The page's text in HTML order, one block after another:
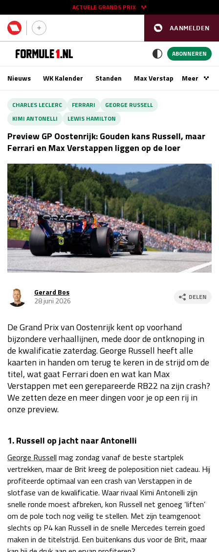
AANMELDEN
ACTUELE GRANDS PRIX
11 - 13 sep
Race
zo 15:00 - 17:00
GP AZERBEIDZJAN 2026 24 - 26 sep
Kwalificatie
vr 14:00 - 15:00
Race
za 13:00 - 15:00
GP SINGAPORE 2026 09 - 11 okt
Kwalificatie
za 15:00 - 16:00
Race
zo 14:00 - 16:00
GP VERENIGDE STATEN 2026 23 - 25 okt
Race
zo 21:00 - 23:00
GP MEXICO 2026 30 okt - 01 nov
Kwalificatie
GP SÃO PAULO 2026 06 - 08 nov
Kwalificatie
za 19:00 - 20:00
Race
zo 18:00 - 20:00
Kwalificatie
za 05:00 - 06:00
Race
zo 05:00 - 07:00
GP QATAR 2026 27 - 29 nov
GP ABU DHABI 2026 04 - 06 dec
Kwalificatie
za 15:00 - 16:00
Race
zo 14:00 - 16:00
ABONNEREN
Nieuws WK Kalender Standen Max VerstappenMeer
CHARLES LECLERC FERRARI
GEORGE RUSSELL
KIMI ANTONELLI
LEWIS HAMILTON
Preview GP Oostenrijk: Gouden kans Russell, maar
Ferrari en Max Verstappen liggen op de loer
Gerard Bos
28 juni 2026
DELEN
De Grand Prix van Oostenrijk kent op voorhand
bijzondere verhaallijnen, mede door de ontknoping in
de kwalificatie zaterdag. George Russell heeft alle
kaarten in handen om terug te keren in de strijd om de
titel, wat gaat Ferrari doen en wat kan Max
Verstappen met een gerepareerde RB22 na zijn crash?
We zetten deze en meer dingen voor je op een rij in
onze preview.
1. Russell op jacht naar Antonelli
George Russell mag zondag vanaf de beste startplek
vertrekken, maar de Brit kreeg de poleposition niet cadeau. Hij
profiteerde optimaal van een crash van Verstappen in de
slotfase van de kwalificatie. Waar rivaal Kimi Antonelli zijn
snelle ronde moest afbreken, kon Russell net genoeg ‘liften’
om de pole toch nog veilig te stellen. Met zijn teamgenoot
slechts op P4 kan Russell in de snelle Mercedes terrein goed
maken in de titelstrijd. Een buitenkans dus voor de Brit, maar